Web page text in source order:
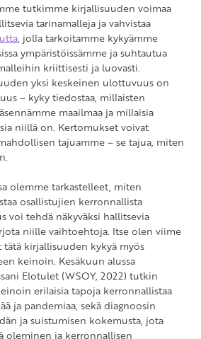
tutkimme kirjallisuuden voimaa
tarinamalleja ja vahvistaa
, jolla tarkoitamme kykyämme
ympäristöissämme ja suhtautua
kriittisesti ja luovasti.
yksi keskeinen ulottuvuus on
– kyky tiedostaa, millaisten
maailmaa ja millaisia
niillä on. Kertomukset voivat
tajuamme – se tajua, miten
olemme tarkastelleet, miten
osallistujien kerronnallista
voi tehdä näkyväksi hallitsevia
niille vaihtoehtoja. Itse olen viime
kirjallisuuden kykyä myös
keinoin. Kesäkuun alussa
Elotulet (WSOY, 2022) tutkin
erilaisia tapoja kerronnallistaa
ja pandemiaa, sekä diagnoosin
ja suistumisen kokemusta, jota
oleminen ja kerronnallisen